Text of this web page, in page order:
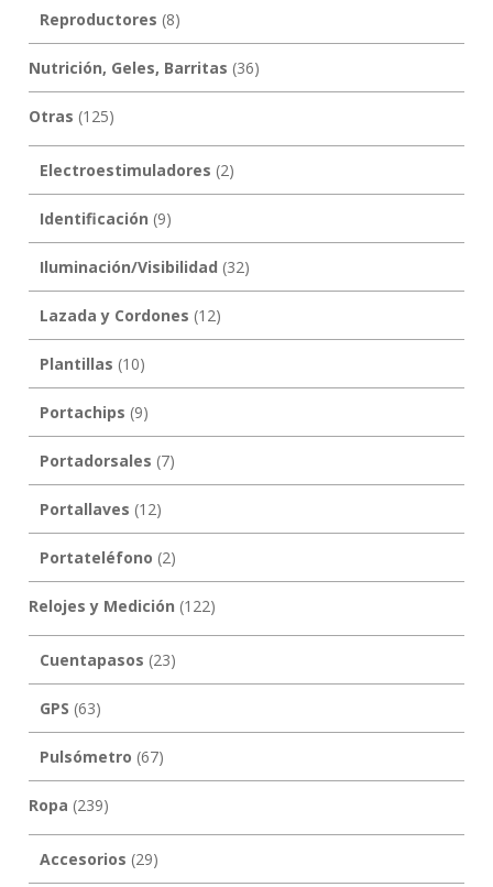
Reproductores (8)
Nutrición, Geles, Barritas (36)
Otras (125)
Electroestimuladores (2)
Identificación (9)
Iluminación/Visibilidad (32)
Lazada y Cordones (12)
Plantillas (10)
Portachips (9)
Portadorsales (7)
Portallaves (12)
Portateléfono (2)
Relojes y Medición (122)
Cuentapasos (23)
GPS (63)
Pulsómetro (67)
Ropa (239)
Accesorios (29)